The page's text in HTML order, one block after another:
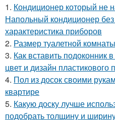
1. Кондиционер который не
Напольный кондиционер
характеристика приборов
2. Размер туалетной
3. Как вставить подоконник
цвет и дизайн пластикового
4. Пол из досок своими
квартире
5. Какую доску лучше
подобрать толщину и